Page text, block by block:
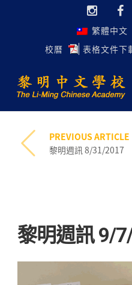
繁體中文
校曆
表格文件下
PREVIOUS ARTICLE
黎明週訊 8/31/2017
黎明週訊 9/